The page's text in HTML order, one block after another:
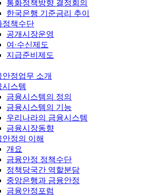
통화정책방향 결정회의
한국은행 기준금리 추이
정책수단
공개시장운영
여·수신제도
지급준비제도
안정업무 소개
시스템
금융시스템의 정의
금융시스템의 기능
우리나라의 금융시스템
금융시장동향
안정의 이해
개요
금융안정 정책수단
정책당국간 역할분담
중앙은행과 금융안정
금융안정포럼